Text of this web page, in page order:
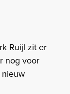
Ruijl zit er
nog voor